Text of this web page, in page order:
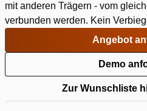
mit anderen Trägern - vom
verbunden werden. Kein
Angebot
Demo
Zur Wunschliste